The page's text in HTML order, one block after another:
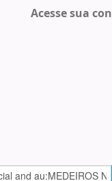
Acesse sua